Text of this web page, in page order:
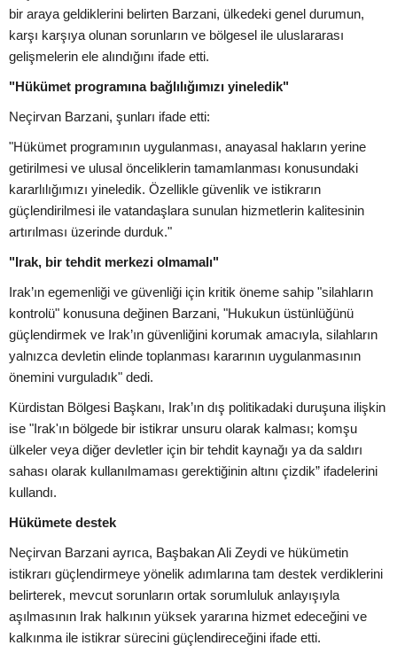
bir araya geldiklerini belirten Barzani, ülkedeki genel durumun,
karşı karşıya olunan sorunların ve bölgesel ile uluslararası
gelişmelerin ele alındığını ifade etti.
"Hükümet programına bağlılığımızı yineledik"
Neçirvan Barzani, şunları ifade etti:
"Hükümet programının uygulanması, anayasal hakların yerine
getirilmesi ve ulusal önceliklerin tamamlanması konusundaki
kararlılığımızı yineledik. Özellikle güvenlik ve istikrarın
güçlendirilmesi ile vatandaşlara sunulan hizmetlerin kalitesinin
artırılması üzerinde durduk."
"Irak, bir tehdit merkezi olmamalı"
Irak’ın egemenliği ve güvenliği için kritik öneme sahip "silahların
kontrolü" konusuna değinen Barzani, "Hukukun üstünlüğünü
güçlendirmek ve Irak’ın güvenliğini korumak amacıyla, silahların
yalnızca devletin elinde toplanması kararının uygulanmasının
önemini vurguladık" dedi.
Kürdistan Bölgesi Başkanı, Irak’ın dış politikadaki duruşuna ilişkin
ise "Irak'ın bölgede bir istikrar unsuru olarak kalması; komşu
ülkeler veya diğer devletler için bir tehdit kaynağı ya da saldırı
sahası olarak kullanılmaması gerektiğinin altını çizdik” ifadelerini
kullandı.
Hükümete destek
Neçirvan Barzani ayrıca, Başbakan Ali Zeydi ve hükümetin
istikrarı güçlendirmeye yönelik adımlarına tam destek verdiklerini
belirterek, mevcut sorunların ortak sorumluluk anlayışıyla
aşılmasının Irak halkının yüksek yararına hizmet edeceğini ve
kalkınma ile istikrar sürecini güçlendireceğini ifade etti.